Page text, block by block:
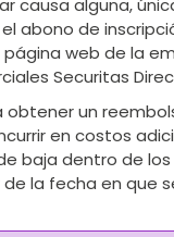
causa alguna,
abono de
web de la
Securitas
obtener un
en costos
baja dentro de los
la fecha en que